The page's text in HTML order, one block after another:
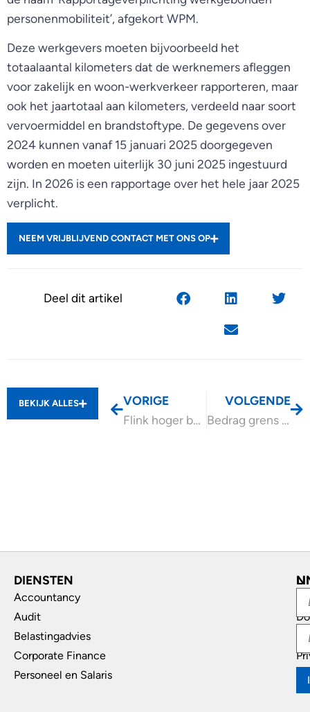
personenmobiliteit’, afgekort WPM.
Deze werkgevers moeten bijvoorbeeld het
totaalaantal kilometers dat de werknemers afleggen
voor zakelijk en woon-werkverkeer rapporteren, maar
ook het jaartotaal aan kilometers, verdeeld naar soort
vervoermiddel en brandstoftype. De gegevens over
2024 kunnen vanaf 15 januari 2025 doorgegeven
worden en moeten uiterlijk 30 juni 2025 ingestuurd
zijn. In 2026 is een rapportage over het hele jaar 2025
verplicht.
NEEM VRIJBLIJVEND CONTACT MET ONS OP
Deel dit artikel
BEKIJK ALLES
VORIGE
Flink hoger budget en wijzigingen EIA 2025
VOLGENDE
Bedrag grens startersvrijstelling overdrachtsbelasting 2025 en 2026
DIENSTEN
Accountancy
Audit
Belastingadvies
Corporate Finance
Personeel en Salaris